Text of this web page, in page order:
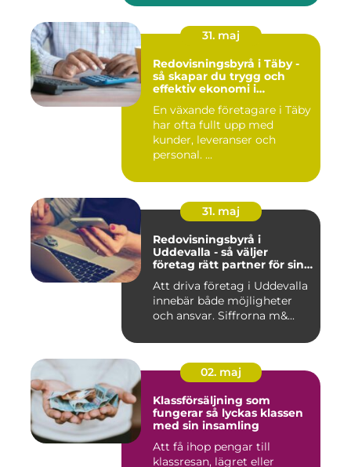
31. maj
Redovisningsbyrå i Täby -
så skapar du trygg och
effektiv ekonomi i
En växande företagare i Täby
har ofta fullt upp med
kunder, leveranser och
personal. ...
31. maj
Redovisningsbyrå i
Uddevalla - så väljer
företag rätt partner för sin
Att driva företag i Uddevalla
innebär både möjligheter
och ansvar. Siffrorna m&...
02. maj
Klassförsäljning som
fungerar så lyckas klassen
med sin insamling
Att få ihop pengar till
klassresan, lägret eller